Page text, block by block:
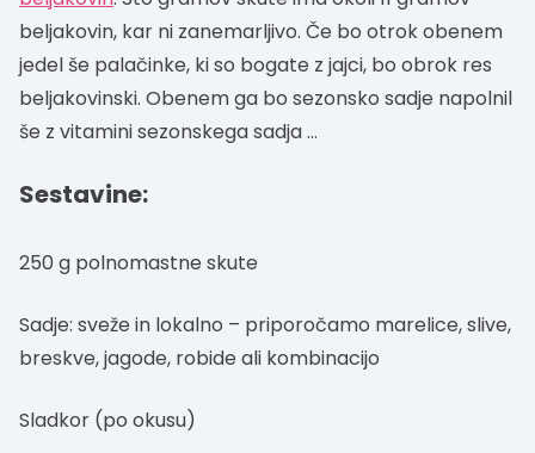
beljakovin, kar ni zanemarljivo. Če bo otrok obenem
jedel še palačinke, ki so bogate z jajci, bo obrok res
beljakovinski. Obenem ga bo sezonsko sadje napolnil
še z vitamini sezonskega sadja …
Sestavine:
250 g polnomastne skute
Sadje: sveže in lokalno – priporočamo marelice, slive,
breskve, jagode, robide ali kombinacijo
Sladkor (po okusu)